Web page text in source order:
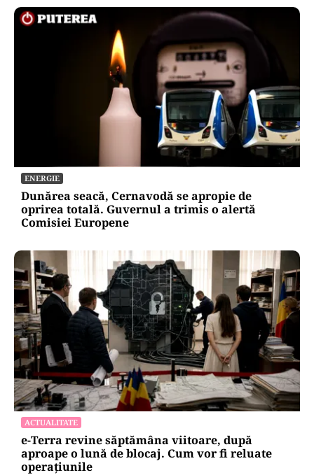
ENERGIE
Dunărea seacă, Cernavodă se apropie de
oprirea totală. Guvernul a trimis o alertă
Comisiei Europene
ACTUALITATE
e-Terra revine săptămâna viitoare, după
aproape o lună de blocaj. Cum vor fi reluate
operațiunile